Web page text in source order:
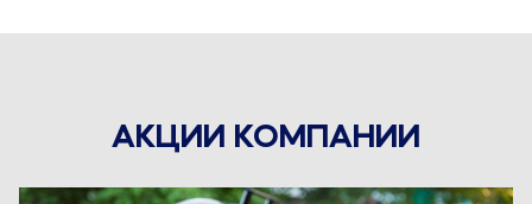
АКЦИИ КОМПАНИИ